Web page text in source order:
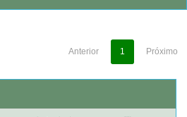
Anterior 1 Próximo